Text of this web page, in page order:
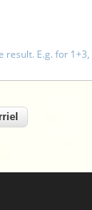
E.g. for 1+3,